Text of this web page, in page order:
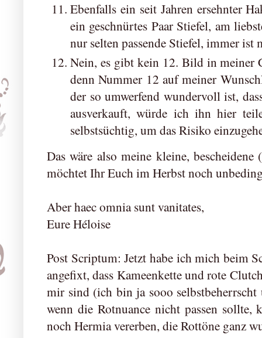
Ebenfalls ein seit Jahren ersehnter
ein geschnürtes Paar Stiefel, am
nur selten passende Stiefel, immer ist
Nein, es gibt kein 12. Bild in meiner
denn Nummer 12 auf meiner
der so umwerfend wundervoll ist,
ausverkauft, würde ich ihn hier
selbstsüchtig, um das Risiko
Das wäre also meine kleine,
möchtet Ihr Euch im Herbst noch
Aber haec omnia sunt vanitates,
Eure Héloise
Post Scriptum: Jetzt habe ich mich beim
angefixt, dass Kameenkette und rote
mir sind (ich bin ja sooo
wenn die Rotnuance nicht passen sollte,
noch Hermia vererben, die Rottöne ganz